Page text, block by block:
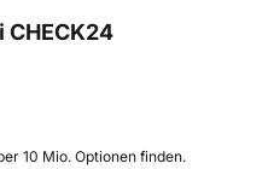
CHECK24
10 Mio. Optionen finden.